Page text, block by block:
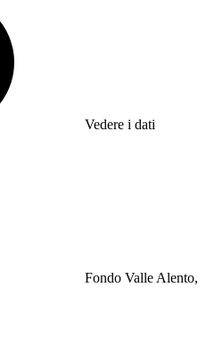
Vedere i dati
Fondo Valle Alento,